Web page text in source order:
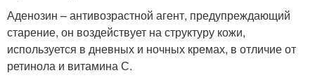
Аденозин – антивозрастной агент, предупреждающий
старение, он воздействует на структуру кожи,
используется в дневных и ночных кремах, в отличие от
ретинола и витамина С.